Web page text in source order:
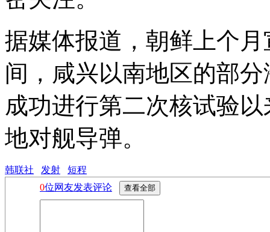
据媒体报道，朝鲜上个
间，咸兴以南地区的部
成功进行第二次核试验
地对舰导弹。
韩联社 发射
短程
0位网友发表评论